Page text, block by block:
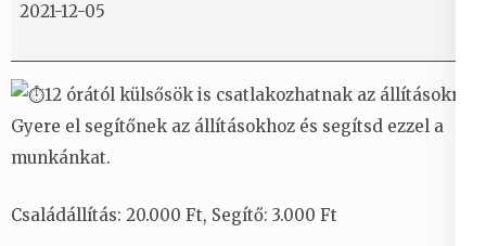
képzés
VIII
2021-12-05
12 órától külsősök is csatlakozhatnak az állításokra.
Gyere el segítőnek az állításokhoz és segítsd ezzel a
munkánkat.
Családállítás: 20.000 Ft, Segítő: 3.000 Ft